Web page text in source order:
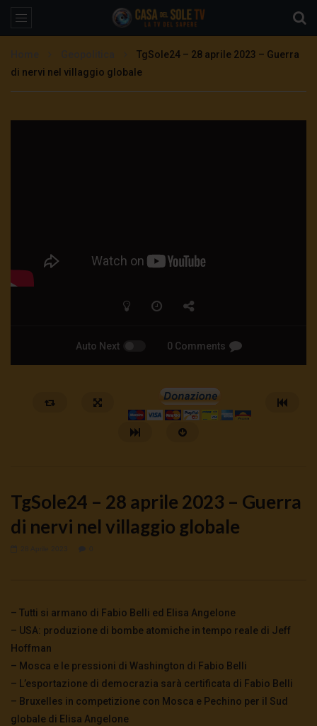
TgSole24 – 28 aprile 2023 – Guerra
di nervi nel villaggio globale
Auto Next 0 Comments
0
31 0 0
0
TgSole24 – 28 aprile 2023 – Guerra
di nervi nel villaggio globale
– Tutti si armano di Fabio Belli ed Elisa Angelone
– USA: produzione di bombe atomiche in tempo reale di Jeff
Hoffman
– Mosca e le pressioni di Washington di Fabio Belli
– L’esportazione di democrazia sarà certificata di Fabio Belli
– Bruxelles in competizione con Mosca e Pechino per il Sud
globale di Elisa Angelone